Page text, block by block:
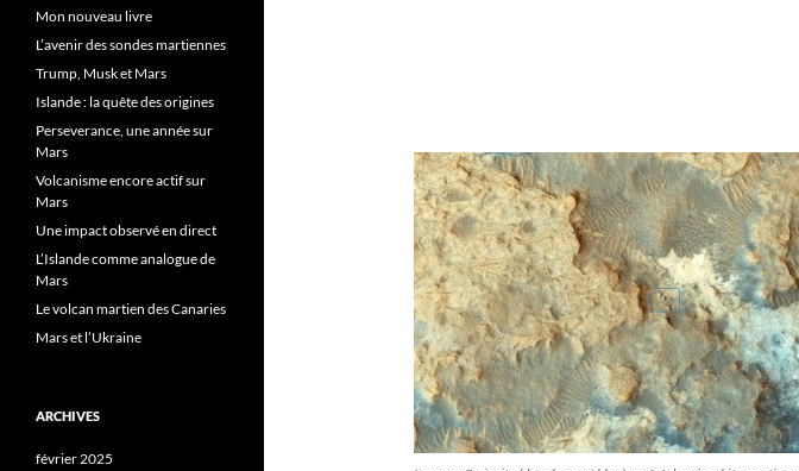
Mon nouveau livre
L’avenir des sondes martiennes
Trump, Musk et Mars
Islande : la quête des origines
Perseverance, une année sur
Mars
Volcanisme encore actif sur
Mars
Une impact observé en direct
L’Islande comme analogue de
Mars
Le volcan martien des Canaries
Mars et l’Ukraine
ARCHIVES
février 2025